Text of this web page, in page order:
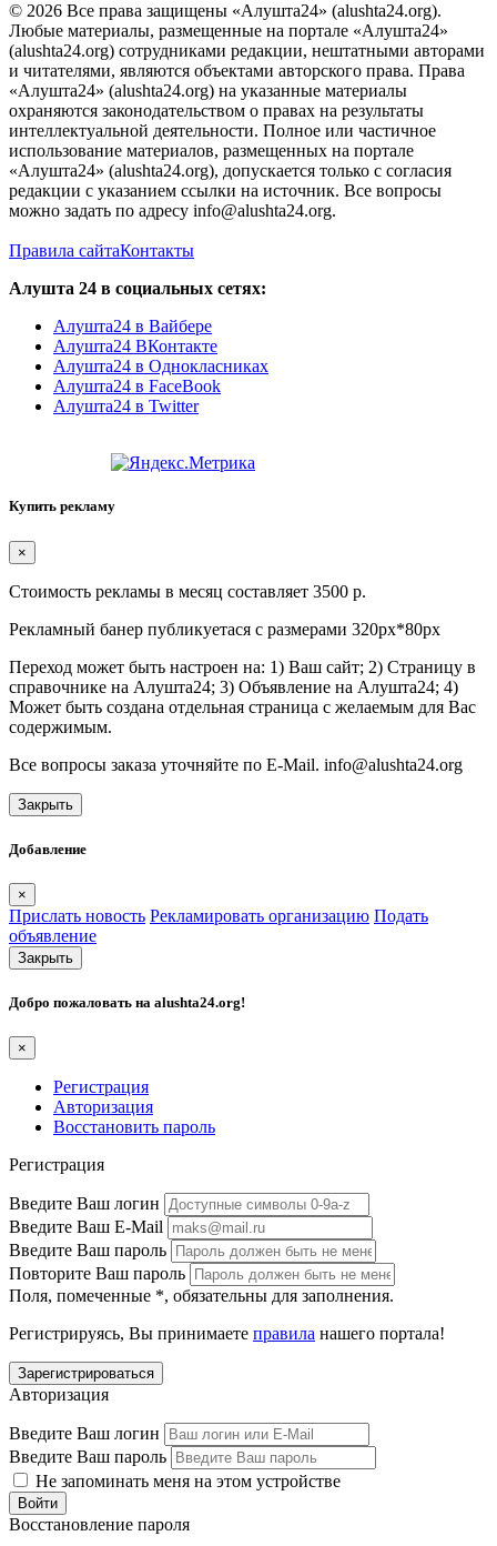
© 2026 Все права защищены «Алушта24» (alushta24.org).
Любые материалы, размещенные на портале «Алушта24»
(alushta24.org) сотрудниками редакции, нештатными авторами
и читателями, являются объектами авторского права. Права
«Алушта24» (alushta24.org) на указанные материалы
охраняются законодательством о правах на результаты
интеллектуальной деятельности. Полное или частичное
использование материалов, размещенных на портале
«Алушта24» (alushta24.org), допускается только с согласия
редакции с указанием ссылки на источник. Все вопросы
можно задать по адресу info@alushta24.org.
Правила сайтаКонтакты
Алушта 24 в социальных сетях:
Алушта24 в Вайбере
Алушта24 ВКонтакте
Алушта24 в Однокласниках
Алушта24 в FaceBook
Алушта24 в Twitter
Купить рекламу
×
Стоимость рекламы в месяц составляет 3500 р.
Рекламный банер публикуетася с размерами 320px*80px
Переход может быть настроен на: 1) Ваш сайт; 2) Страницу в
справочнике на Алушта24; 3) Объявление на Алушта24; 4)
Может быть создана отдельная страница с желаемым для Вас
содержимым.
Все вопросы заказа уточняйте по E-Mail. info@alushta24.org
Закрыть
Добавление
×
Прислать новость Рекламировать организацию Подать
объявление
Закрыть
Добро пожаловать на alushta24.org!
×
Регистрация
Авторизация
Восстановить пароль
Регистрация
Введите Ваш логин
Введите Ваш E-Mail
Введите Ваш пароль
Повторите Ваш пароль
Поля, помеченные *, обязательны для заполнения.
Регистрируясь, Вы принимаете правила нашего портала!
Авторизация
Введите Ваш логин
Введите Ваш пароль
Не запоминать меня на этом устройстве
Восстановление пароля